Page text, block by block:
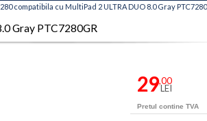
compatibila cu MultiPad 2 ULTRA DUO 8.0 Gray
Gray PTC7280GR
29,00
LEI
Pretul contine TVA